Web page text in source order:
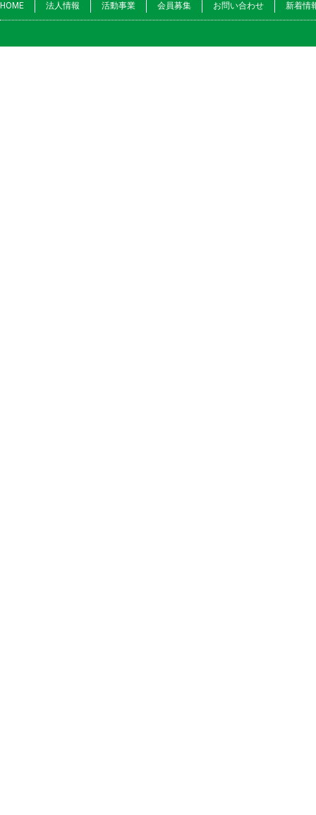
HOME 法人情報 活動事業 会員募集 お問い合わせ 新着情